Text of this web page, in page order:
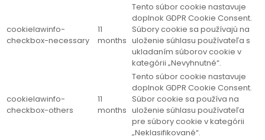
cookielawinfo-
checkbox-necessary
11
months
Tento súbor cookie nastavuje
doplnok GDPR Cookie Consent.
Súbory cookie sa používajú na
uloženie súhlasu používateľa s
ukladaním súborov cookie v
kategórii „Nevyhnutné“.
cookielawinfo-
checkbox-others
11
months
Tento súbor cookie nastavuje
doplnok GDPR Cookie Consent.
Súbor cookie sa používa na
uloženie súhlasu používateľa
pre súbory cookie v kategórii
„Neklasifikované“.